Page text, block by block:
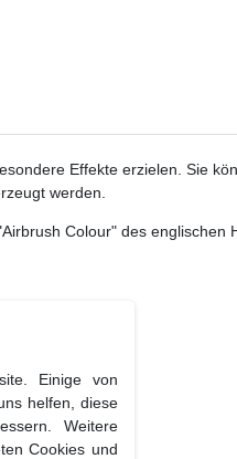
Effekte erzielen. Sie
werden.
Colour" des
Einige von
helfen, diese
Weitere
Cookies und